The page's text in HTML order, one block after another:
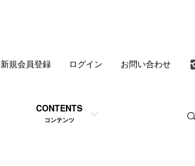
CONTENTS
コンテンツ
新規会員登録 ログイン お問い合わせ